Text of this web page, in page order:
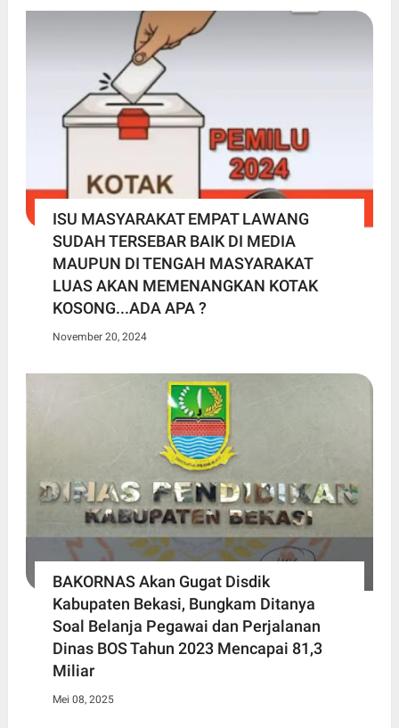
ISU MASYARAKAT EMPAT LAWANG
SUDAH TERSEBAR BAIK DI MEDIA
MAUPUN DI TENGAH MASYARAKAT
LUAS AKAN MEMENANGKAN KOTAK
KOSONG...ADA APA ?
November 20, 2024
BAKORNAS Akan Gugat Disdik
Kabupaten Bekasi, Bungkam Ditanya
Soal Belanja Pegawai dan Perjalanan
Dinas BOS Tahun 2023 Mencapai 81,3
Miliar
Mei 08, 2025